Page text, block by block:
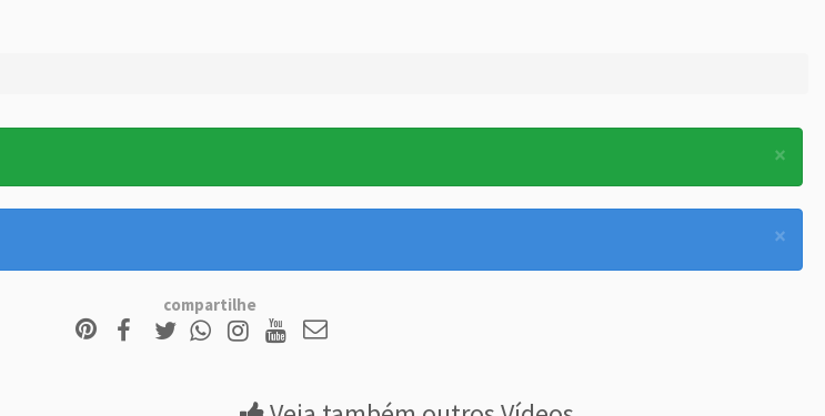
×
×
compartilhe